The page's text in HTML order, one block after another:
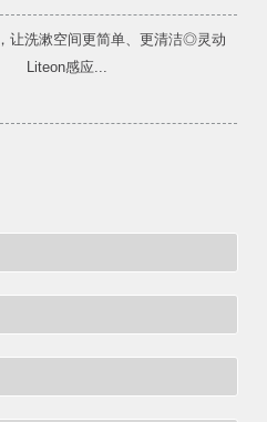
让洗漱空间更简单、更清洁◎灵动
Liteon感应...